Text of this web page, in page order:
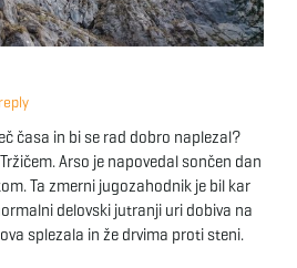
časa in bi se rad dobro naplezal?
Arso je napovedal sončen dan
Ta zmerni jugozahodnik je bil kar
delovski jutranji uri dobiva na
splezala in že drvima proti steni.